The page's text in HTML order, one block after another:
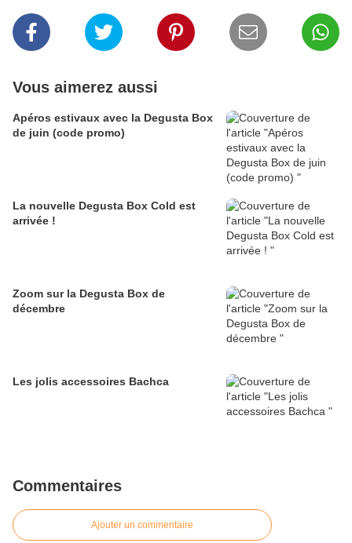
Vous aimerez aussi
Apéros estivaux avec la Degusta Box
de juin (code promo)
La nouvelle Degusta Box Cold est
arrivée !
Zoom sur la Degusta Box de
décembre
Les jolis accessoires Bachca
Commentaires
Ajouter un commentaire